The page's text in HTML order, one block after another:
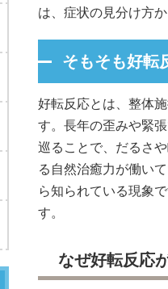
は、症状の見分け方
そもそも好転
好転反応とは、整体
す。長年の歪みや緊
巡ることで、だるさ
る自然治癒力が働い
ら知られている現象
す。
なぜ好転反応